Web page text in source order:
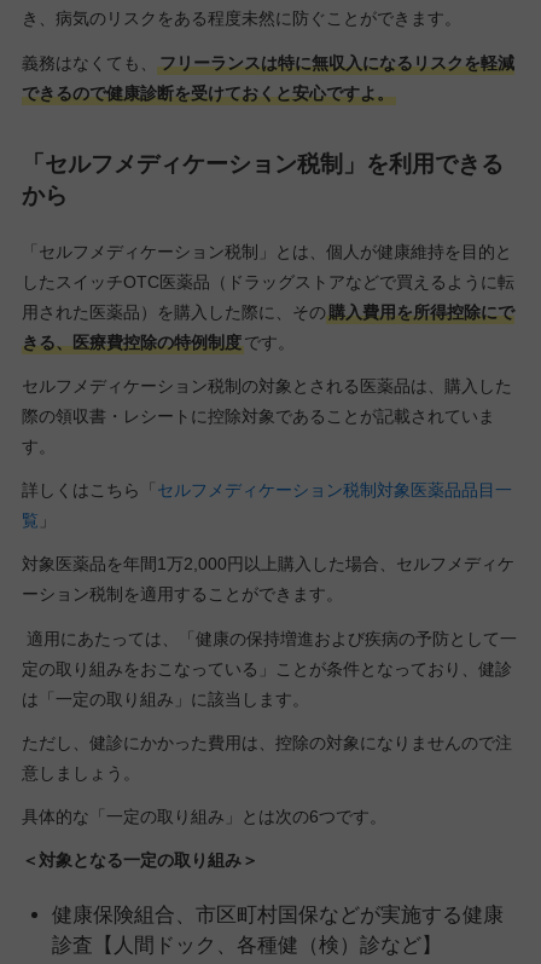
き、病気のリスクをある程度未然に防ぐことができます。
義務はなくても、
フリーランスは特に無収入になるリスクを軽減
できるので健康診断を受けておくと安心ですよ。
「セルフメディケーション税制」を利用できる
から
「セルフメディケーション税制」とは、個人が健康維持を目的と
したスイッチOTC医薬品（ドラッグストアなどで買えるように転
用された医薬品）を購入した際に、その購入費用を所得控除にで
きる、医療費控除の特例制度です。
セルフメディケーション税制の対象とされる医薬品は、購入した
際の領収書・レシートに控除対象であることが記載されていま
す。
詳しくはこちら「 セルフメディケーション税制対象医薬品品目一
覧 」
対象医薬品を年間1万2,000円以上購入した場合、セルフメディケ
ーション税制を適用することができます。
適用にあたっては、「健康の保持増進および疾病の予防として一
定の取り組みをおこなっている」ことが条件となっており、健診
は「一定の取り組み」に該当します。
ただし、健診にかかった費用は、控除の対象になりませんので注
意しましょう。
具体的な「一定の取り組み」とは次の6つです。
＜対象となる一定の取り組み＞
健康保険組合、市区町村国保などが実施する健康
診査【人間ドック、各種健（検）診など】